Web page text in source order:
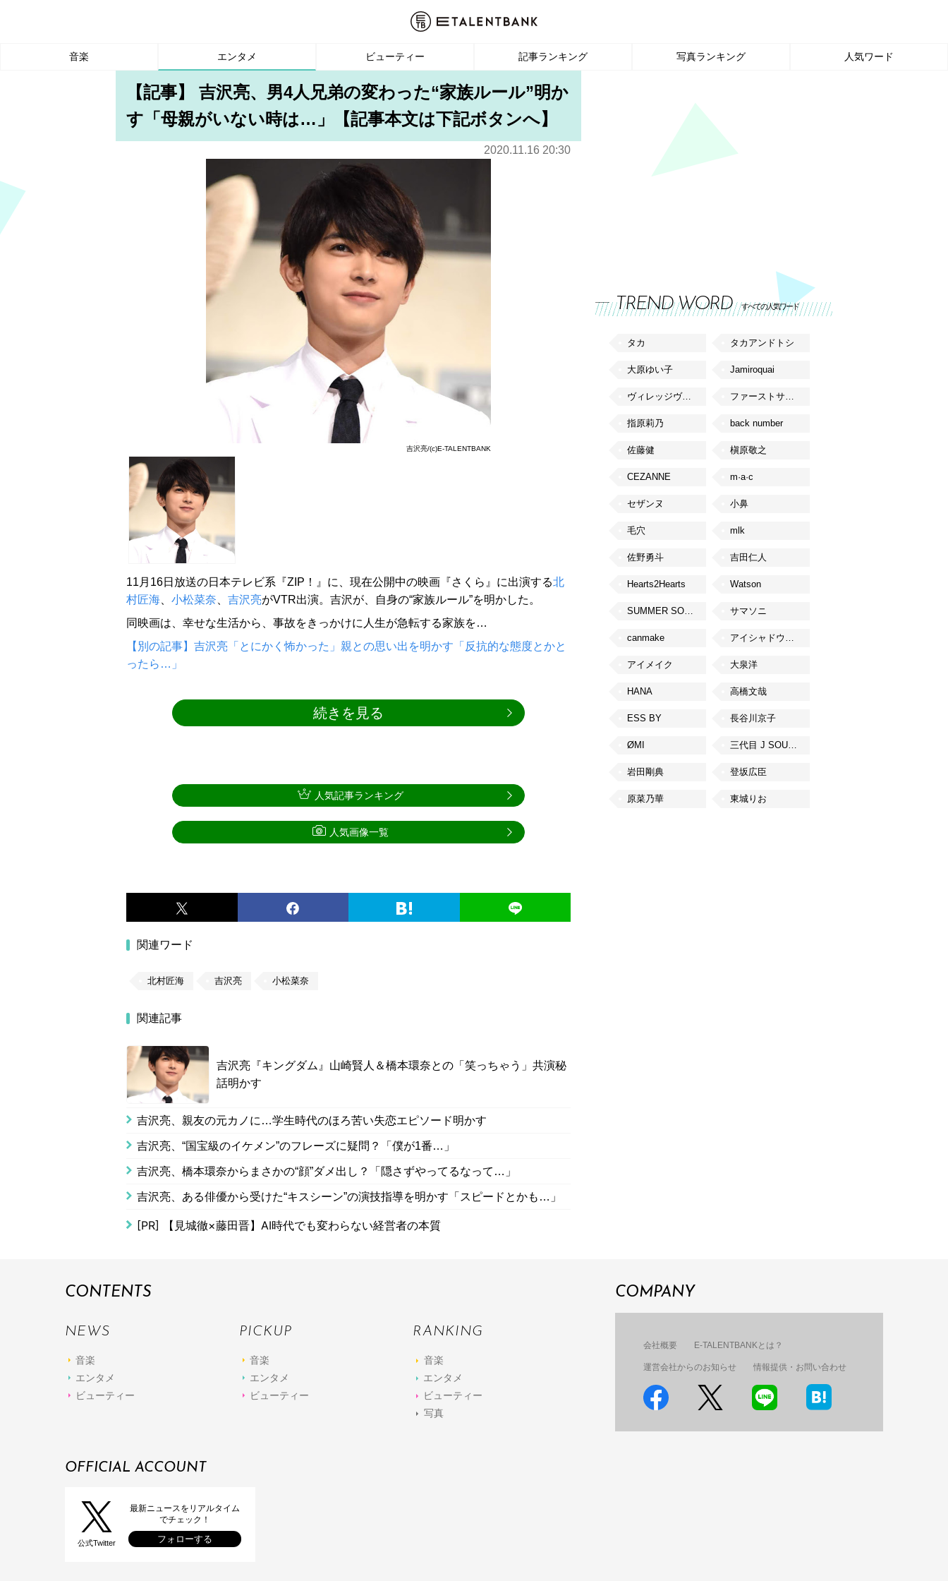
音楽 エンタメ ビューティー 記事ランキング 写真ランキング 人気ワード
【記事】 吉沢亮、男4人兄弟の変わった“家族ルール”明か
す「母親がいない時は…」【記事本文は下記ボタンへ】
2020.11.16 20:30
吉沢亮/(c)E-TALENTBANK
11月16日放送の日本テレビ系『ZIP！』に、現在公開中の映画『さくら』に出演する北
村匠海
小松菜奈 吉沢亮がVTR出演。吉沢が、自身の“家族ルール”を明かした。
同映画は、幸せな生活から、事故をきっかけに人生が急転する家族を…
【別の記事】吉沢亮「とにかく怖かった」親との思い出を明かす「反抗的な態度とかと
ったら…」
続きを見る
関連ワード
北村匠海 吉沢亮 小松菜奈
関連記事
吉沢亮『キングダム』山崎賢人＆橋本環奈との「笑っちゃう」共演秘
話明かす
吉沢亮、親友の元カノに…学生時代のほろ苦い失恋エピソード明かす
吉沢亮、“国宝級のイケメン”のフレーズに疑問？「僕が1番…」
吉沢亮、橋本環奈からまさかの“顔”ダメ出し？「隠さずやってるなって…」
吉沢亮、ある俳優から受けた“キスシーン”の演技指導を明かす「スピードとかも…」
[PR] 【見城徹×藤田晋】AI時代でも変わらない経営者の本質
人気記事ランキング
人気画像一覧
TREND WORD すべての人気ワード
タカ タカアンドトシ
大原ゆい子 Jamiroquai
ヴィレッジヴァンガード ファーストサマーウイカ
指原莉乃 back number
佐藤健 槇原敬之
CEZANNE m·a·c
セザンヌ 小鼻
毛穴 mlk
佐野勇斗 吉田仁人
Hearts2Hearts Watson
SUMMER SONIC サマソニ
canmake アイシャドウベース
アイメイク 大泉洋
HANA 高橋文哉
ESS BY 長谷川京子
ØMI 三代目 J SOUL BROTHERS from EXILE TRIBE
岩田剛典 登坂広臣
原菜乃華 東城りお
CONTENTS
NEWS
音楽
エンタメ
ビューティー
PICKUP
音楽
エンタメ
ビューティー
RANKING
音楽
エンタメ
ビューティー
写真
COMPANY
会社概要 E-TALENTBANKとは？
運営会社からのお知らせ 情報提供・お問い合わせ
OFFICIAL ACCOUNT
公式Twitter
最新ニュースをリアルタイム
でチェック！
フォローする